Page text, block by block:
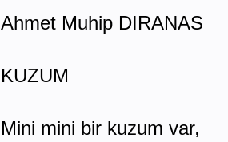
Ahmet Muhip DIRANAS
KUZUM
Mini mini bir kuzum var,